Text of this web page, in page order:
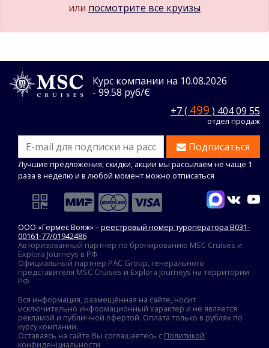
или посмотрите все круизы
Курс компании на 10.08.2026
- 99.58 руб/€
+7 ( 499 ) 404 09 55
отдел продаж
Подписаться
Лучшие предложения, скидки, акции мы рассылаем не чаще 1
раза в неделю и в любой момент можно отписаться
ООО «Гермес Вояж» –реестровый номер туроператора В031-
00161-77/01942486
Авторизованный партнер по бронированию MSC Cruises и
Explora Journeys в РФ
Официальный партнер PAC Group, генерального
представителя MSC Cruises и Explora Journeys на территории
РФ
Вся информация, размещённая на сайте, носит
исключительно информационный характер и не является
рекламой и публичной офертой. Оплата только в рублях по
курсу компании.
Оставаясь на сайте Вы соглашаетесь с Политикой
конфиденциальности